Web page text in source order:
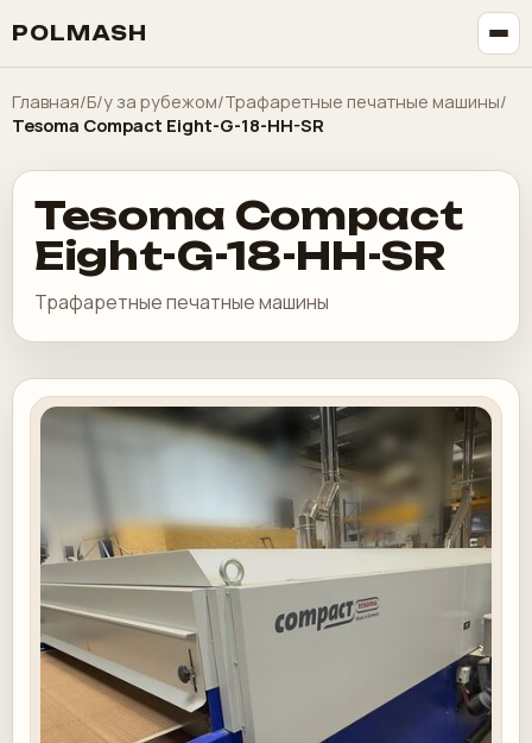
POLMASH
Главная/Б/у за рубежом/Трафаретные печатные машины/
Tesoma Compact Eight-G-18-HH-SR
Tesoma Compact
Eight-G-18-HH-SR
Трафаретные печатные машины